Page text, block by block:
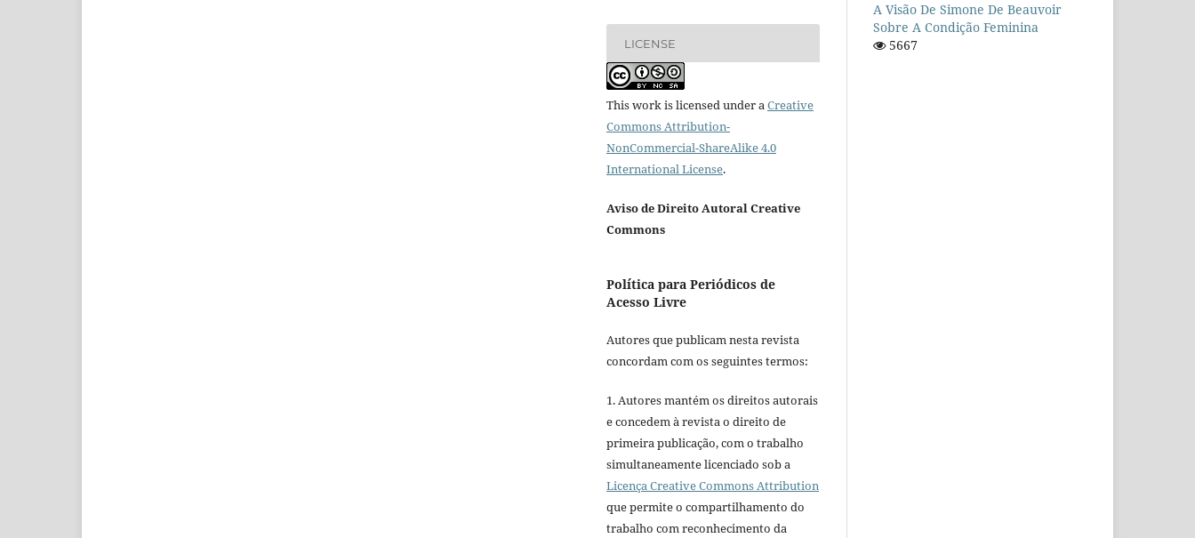
LICENSE
This work is licensed under aCreative
Commons Attribution-
NonCommercial-ShareAlike 4.0
International License.
Aviso de Direito Autoral Creative
Commons
Política para Periódicos de
Acesso Livre
Autores que publicam nesta revista
concordam com os seguintes termos:
1. Autores mantém os direitos autorais
e concedem à revista o direito de
primeira publicação, com o trabalho
simultaneamente licenciado sob a
Licença Creative Commons Attribution
que permite o compartilhamento do
trabalho com reconhecimento da
A Visão De Simone De Beauvoir
Sobre A Condição Feminina
5667